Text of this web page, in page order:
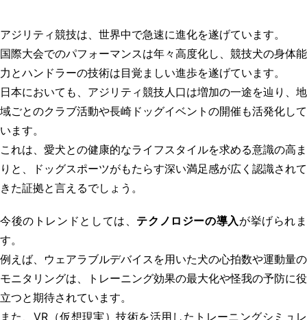
アジリティ競技は、世界中で急速に進化を遂げています。
国際大会でのパフォーマンスは年々高度化し、競技犬の身体能
力とハンドラーの技術は目覚ましい進歩を遂げています。
日本においても、アジリティ競技人口は増加の一途を辿り、地
域ごとのクラブ活動や長崎ドッグイベント の開催も活発化して
います。
これは、愛犬との健康的なライフスタイルを求める意識の高ま
りと、ドッグスポーツがもたらす深い満足感が広く認識されて
きた証拠と言えるでしょう。
今後のトレンドとしては、 テクノロジーの導入が挙げられま
す。
例えば、ウェアラブルデバイスを用いた犬の心拍数や運動量の
モニタリングは、トレーニング効果の最大化や怪我の予防に役
立つと期待されています。
また、VR（仮想現実）技術を活用したトレーニングシミュレ